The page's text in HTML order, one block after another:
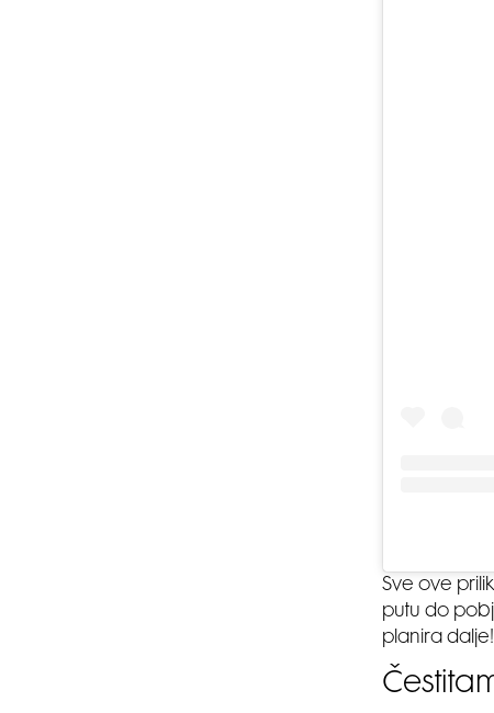
Sve ove
putu do
planira dalje!